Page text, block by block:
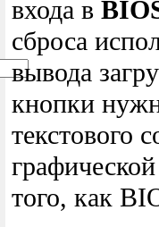
входа в
сброса
вывода
кнопки
текстового
того, как